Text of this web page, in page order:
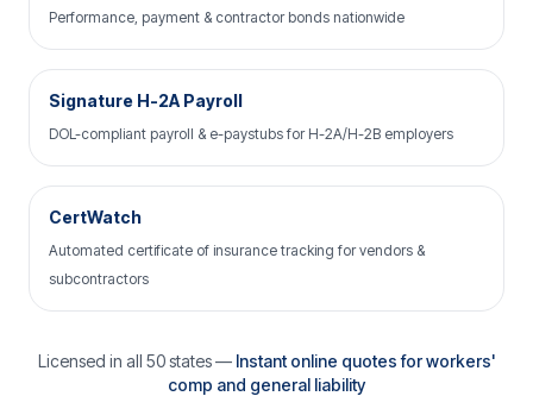
Performance, payment & contractor bonds nationwide
Signature H-2A Payroll
DOL-compliant payroll & e-paystubs for H-2A/H-2B employers
CertWatch
Automated certificate of insurance tracking for vendors &
subcontractors
Licensed in all 50 states — Instant online quotes for workers'
comp and general liability